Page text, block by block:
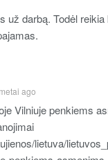
už darbą. Todėl reikia
ago
Vilniuje penkiems
lietuva/